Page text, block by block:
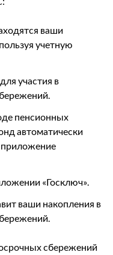
ваши
учетную
участия в
пенсионных
автоматически
приложение
«Госключ».
ваши накопления в
сбережений